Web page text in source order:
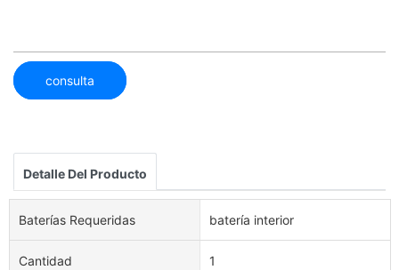
consulta
Detalle Del Producto
Baterías Requeridas batería interior
Cantidad 1